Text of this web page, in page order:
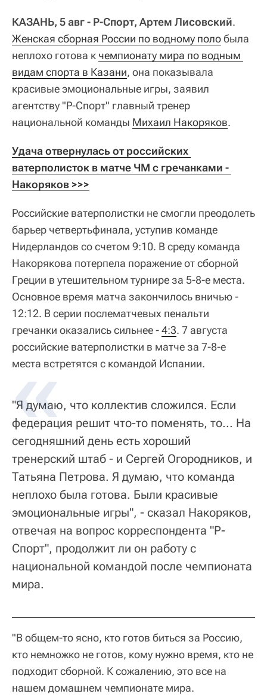
КАЗАНЬ, 5 авг - Р-Спорт, Артем Лисовский.
Женская сборная России по водному полобыла
неплохо готова к чемпионату мира по водным
видам спорта в Казани, она показывала
красивые эмоциональные игры, заявил
агентству "Р-Спорт" главный тренер
национальной команды Михаил Накоряков.
Удача отвернулась от российских
ватерполисток в матче ЧМ с гречанками -
Накоряков >>>
Российские ватерполистки не смогли преодолеть
барьер четвертьфинала, уступив команде
Нидерландов со счетом 9:10. В среду команда
Накорякова потерпела поражение от сборной
Греции в утешительном турнире за 5-8-е места.
Основное время матча закончилось вничью -
12:12. В серии послематчевых пенальти
гречанки оказались сильнее -4:3. 7 августа
российские ватерполистки в матче за 7-8-е
места встретятся с командой Испании.
"Я думаю, что коллектив сложился. Если
федерация решит что-то поменять, то... На
сегодняшний день есть хороший
тренерский штаб - и Сергей Огородников, и
Татьяна Петрова. Я думаю, что команда
неплохо была готова. Были красивые
эмоциональные игры", - сказал Накоряков,
отвечая на вопрос корреспондента "Р-
Спорт", продолжит ли он работу с
национальной командой после чемпионата
мира.
"В общем-то ясно, кто готов биться за Россию,
кто немножко не готов, кому нужно время, кто не
подходит сборной. К сожалению, это все на
нашем домашнем чемпионате мира.